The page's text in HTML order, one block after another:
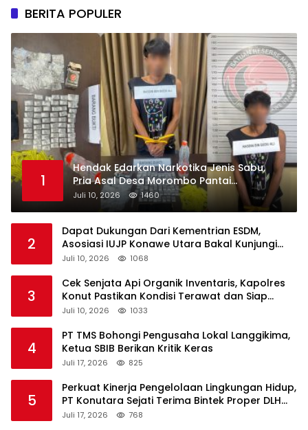
BERITA POPULER
1
Hendak Edarkan Narkotika Jenis Sabu,
Pria Asal Desa Morombo Pantai
Diamankan Polisi
Juli 10, 2026 1460
2
Dapat Dukungan Dari Kementrian ESDM,
Asosiasi IUJP Konawe Utara Bakal Kunjungi
Pemegang IUP di Konut
Juli 10, 2026 1068
3
Cek Senjata Api Organik Inventaris, Kapolres
Konut Pastikan Kondisi Terawat dan Siap
Digunakan
Juli 10, 2026 1033
4
PT TMS Bohongi Pengusaha Lokal Langgikima,
Ketua SBIB Berikan Kritik Keras
Juli 17, 2026 825
5
Perkuat Kinerja Pengelolaan Lingkungan Hidup,
PT Konutara Sejati Terima Bintek Proper DLH
Sultra
Juli 17, 2026 768